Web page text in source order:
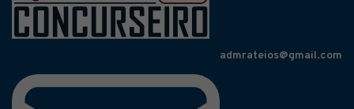
admrateios@gmail.com